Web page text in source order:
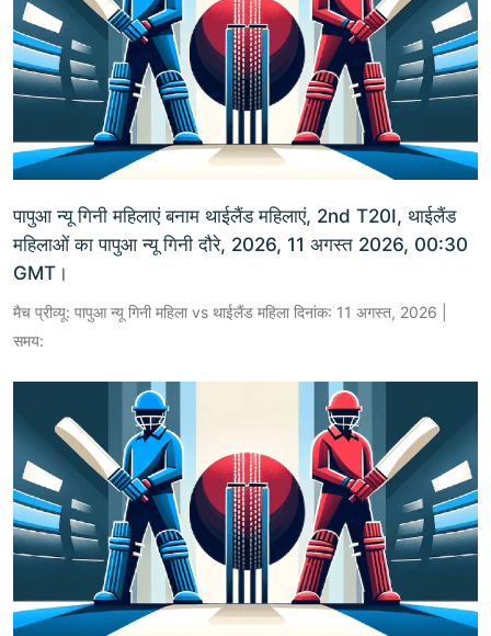
पापुआ न्यू गिनी महिलाएं बनाम थाईलैंड महिलाएं, 2nd T20I, थाईलैंड
महिलाओं का पापुआ न्यू गिनी दौरे, 2026, 11 अगस्त 2026, 00:30
GMT।
मैच प्रीव्यू: पापुआ न्यू गिनी महिला vs थाईलैंड महिला दिनांक: 11 अगस्त, 2026 |
समय: